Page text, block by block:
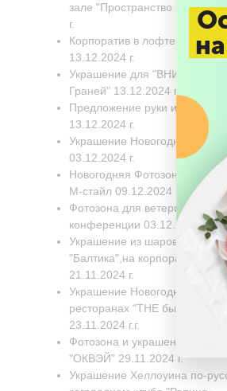
зале "Пространство 360".
г.
Корпоратив в лофте
13.12.2024 г.
Украшение для "ВНИИГАЗ" Бц
Граней" 13.12.2024 г.
Предложение руки и сердца
13.12.2024 г.
Украшение Новогодней елки
03.12.2024 г.
Новогодняя Фотозона для
М-стайл 09.12.2024 г.
Фотозона для ветеринарной
конференции 03.12.2024 г.
Украшение из шаров для
"Балтика",на корпоративный
21.11.2024 г.
Украшение Новогодних Елок
ресторанах "THE бык"
23.11.2024 г.г.
Фотозона и украшение для
"ОКВЭЙ" 29.11.2024 г.
Украшение Хеллоуина по-